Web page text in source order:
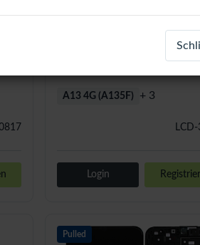
(A135/A137/M336/M236)
M33/M23 service pack
A13 4G (A135F) + 3
Login
Pulled